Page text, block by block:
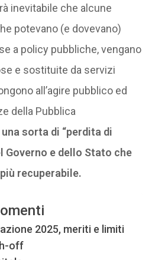
inevitabile che alcune
potevano (e dovevano)
a policy pubbliche, vengano
e sostituite da servizi
all’agire pubblico ed
della Pubblica
sorta di “perdita di
Governo e dello Stato che
recuperabile.
2025, meriti e limiti
off